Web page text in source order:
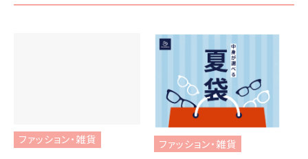
ファッション・雑貨 ファッション・雑貨